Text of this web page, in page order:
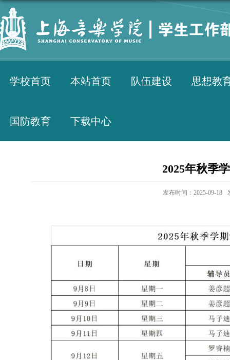
学校首页 本站首页 队伍建设 思想教
国防教育 下载中心
2025年秋季
发布时间：2025-09-18